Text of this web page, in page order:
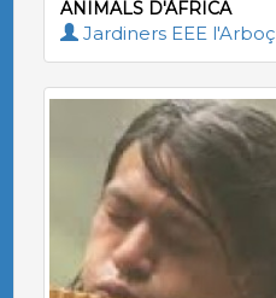
ANIMALS D'ÀFRICA
Jardiners EEE l'Arboç